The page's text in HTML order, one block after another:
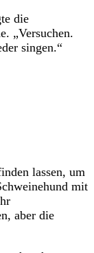
die
„Versuchen.
singen.“
lassen, um
mit
aber die